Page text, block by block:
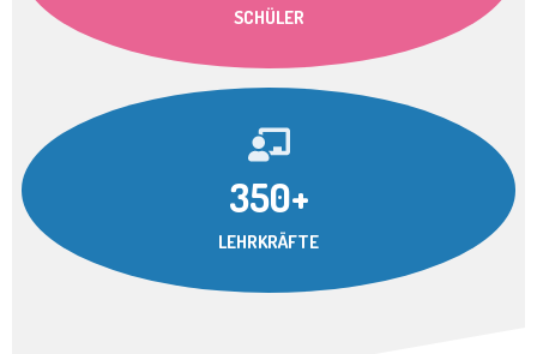
SCHÜLER
350+
LEHRKRÄFTE